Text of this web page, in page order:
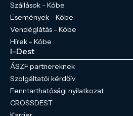
Szállások - Kóbe
Események - Kóbe
Vendéglátás - Kóbe
Hírek - Kóbe
I-Dest
ÁSZF partnereknek
Szolgáltatói kérdőív
Fenntarthatósági nyilatkozat
CROSSDEST